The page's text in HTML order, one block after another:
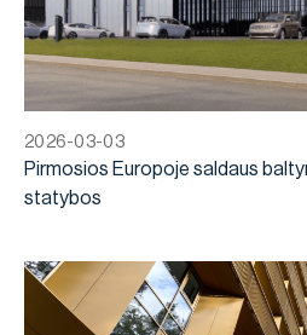
2026-03-03
Pirmosios Europoje saldaus
statybos